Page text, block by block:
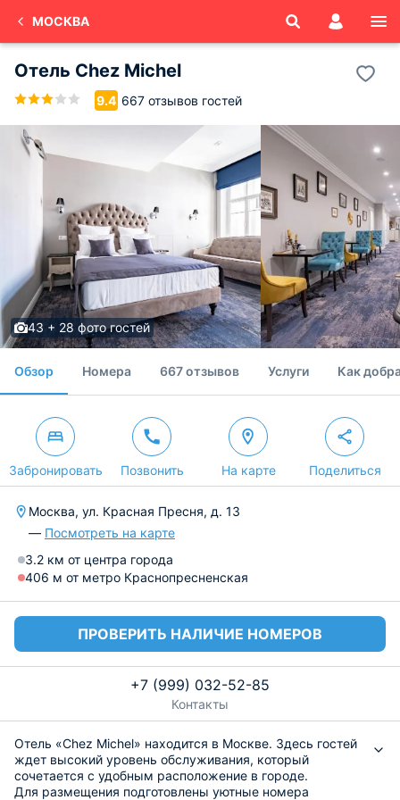
МОСКВА
Отель Chez Michel
9.4 667 отзывов гостей
43 + 28 фото гостей
Обзор Номера 667 отзывов Услуги Как
Забронировать Позвонить На карте Поделиться
Москва, ул. Красная Пресня, д. 13
— Посмотреть на карте
3.2 км от центра города
406 м от метро Краснопресненская
ПРОВЕРИТЬ НАЛИЧИЕ НОМЕРОВ
+7 (999) 032-52-85
Контакты
Отель «Chez Michel» находится в Москве. Здесь гостей
ждет высокий уровень обслуживания, который
сочетается с удобным расположение в городе.
Для размещения подготовлены уютные номера